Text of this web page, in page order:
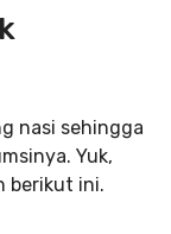
nasi sehingga
Yuk,
berikut ini.